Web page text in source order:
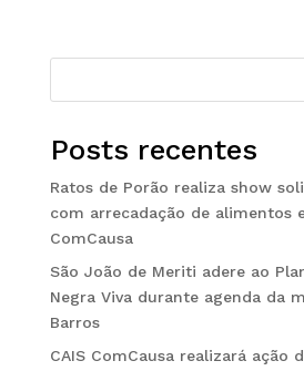
Posts recentes
Ratos de Porão realiza show
com arrecadação de alimentos
ComCausa
São João de Meriti adere ao
Negra Viva durante agenda da
Barros
CAIS ComCausa realizará ação